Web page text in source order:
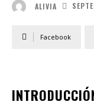
ALIVIA
Facebook